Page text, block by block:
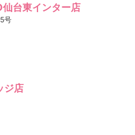
台東インター店
号
ジ店